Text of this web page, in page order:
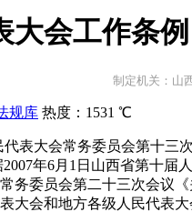
会工作条例
制定机关：山
规库 热度： 1531 ℃
代表大会常务委员会第十
年6月1日山西省第十
务委员会第二十三次会议
大会和地方各级人民代表